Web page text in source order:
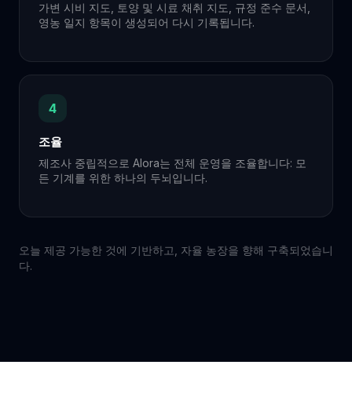
가변 시비 지도, 토양 및 시료 채취 지도, 규정 준수 문서,
영농 일지 항목이 생성되어 다시 기록됩니다.
4
조율
제조사 중립적으로 Alora는 전체 운영을 조율합니다: 모
든 기계를 위한 하나의 두뇌입니다.
오늘 제공 가능한 것에 기반하고, 자율 농장을 향해 구축되었습니
다.